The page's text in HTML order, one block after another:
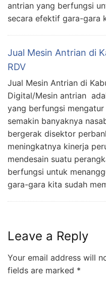
antrian yang berfungsi
secara efektif gara-gara
Jual Mesin Antrian di
RDV
Jual Mesin Antrian di
Digital/Mesin antrian
yang berfungsi
semakin banyaknya
bergerak disektor
meningkatnya kinerja
mendesain suatu
berfungsi untuk
gara-gara kita sudah
Leave a Reply
Your email address will
fields are marked *